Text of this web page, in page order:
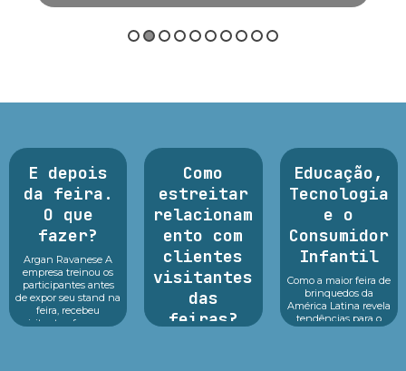
E depois
da feira.
O que
fazer?
Argan Ravanese A
empresa treinou os
participantes antes
de expor seu stand na
feira, recebeu
visitantes, fez o seu
Como
estreitar
relacionam
ento com
clientes
visitantes
das
feiras?
Educação,
Tecnologia
e o
Consumidor
Infantil
Como a maior feira de
brinquedos da
América Latina revela
tendências para o
futuro das crianças